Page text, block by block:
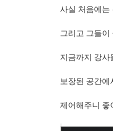
사실 처음에는
그리고 그들이
지금까지 강사
보장된 공간
제어해주니 좋